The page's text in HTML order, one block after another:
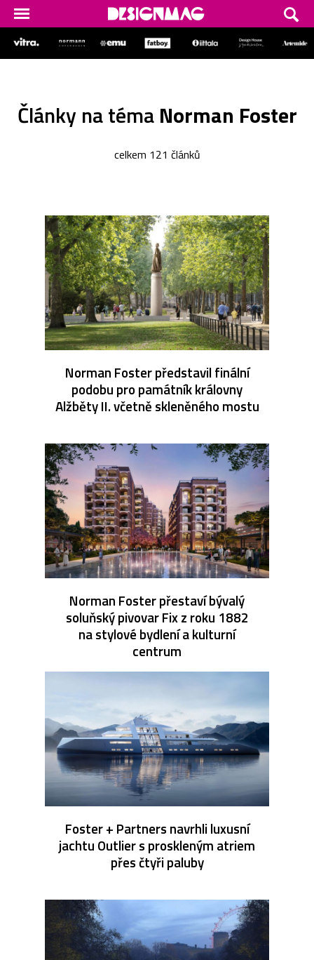
Články na témaNorman Foster
celkem 121 článků
Norman Foster představil finální
podobu pro památník královny
Alžběty II. včetně skleněného mostu
Norman Foster přestaví bývalý
soluňský pivovar Fix z roku 1882
na stylové bydlení a kulturní
centrum
Foster + Partners navrhli luxusní
jachtu Outlier s proskleným atriem
přes čtyři paluby